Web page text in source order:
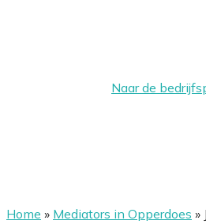
Naar de
Home » Mediators in Opperdoes »